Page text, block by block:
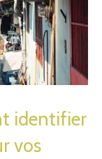
identifier
vos